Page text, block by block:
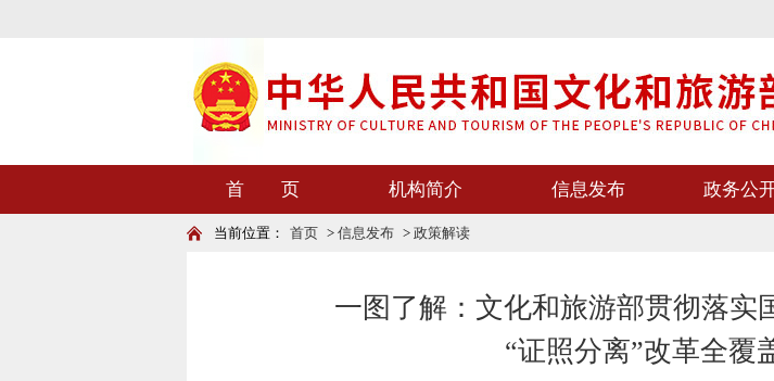
首 页 机构简介 信息发布 政务公
当前位置： 首页 > 信息发布 > 政策解读
一图了解：文化和旅游部贯彻落实
“证照分离”改革全覆